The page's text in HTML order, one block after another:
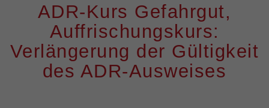
ADR-Kurs Gefahrgut,
Auffrischungskurs:
Verlängerung der Gültigkeit
des ADR-Ausweises